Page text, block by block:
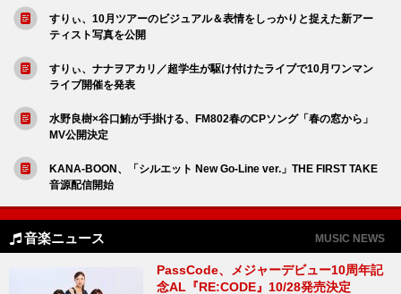
すりぃ、10月ツアーのビジュアル＆表情をしっかりと捉えた新アー
ティスト写真を公開
すりぃ、ナナヲアカリ／超学生が駆け付けたライブで10月ワンマン
ライブ開催を発表
水野良樹×谷口鮪が手掛ける、FM802春のCPソング「春の窓から」
MV公開決定
KANA-BOON、「シルエット New Go-Line ver.」THE FIRST TAKE
音源配信開始
音楽ニュース MUSIC NEWS
PassCode、メジャーデビュー10周年記
念AL『RE:CODE』10/28発売決定